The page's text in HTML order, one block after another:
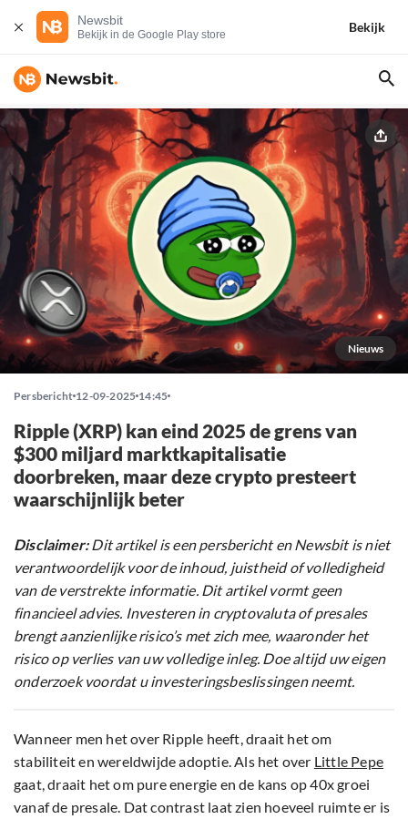
Newsbit
Bekijk in de Google Play store
Bekijk
Nieuws
Persbericht 12-09-2025 14:45
Ripple (XRP) kan eind 2025 de grens van
$300 miljard marktkapitalisatie
doorbreken, maar deze crypto presteert
waarschijnlijk beter
Disclaimer:Dit artikel is een persbericht en Newsbit is niet
verantwoordelijk voor de inhoud, juistheid of volledigheid
van de verstrekte informatie. Dit artikel vormt geen
financieel advies. Investeren in cryptovaluta of presales
brengt aanzienlijke risico’s met zich mee, waaronder het
risico op verlies van uw volledige inleg. Doe altijd uw eigen
onderzoek voordat u investeringsbeslissingen neemt.
Wanneer men het over Ripple heeft, draait het om
stabiliteit en wereldwijde adoptie. Als het over Little Pepe
gaat, draait het om pure energie en de kans op 40x groei
vanaf de presale. Dat contrast laat zien hoeveel ruimte er is